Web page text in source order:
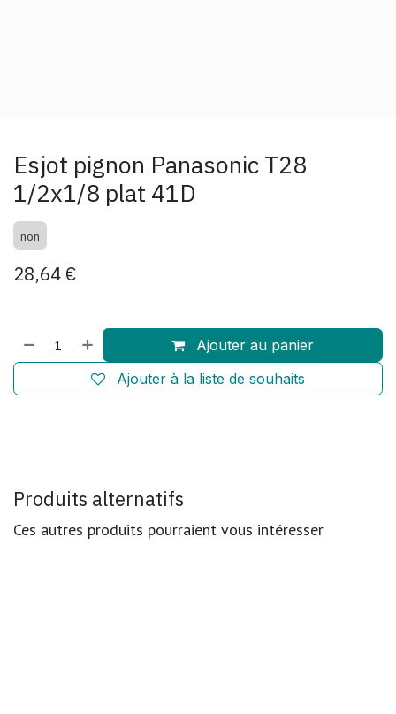
Esjot pignon Panasonic T28
1/2x1/8 plat 41D
non
28,64 €
Ajouter au panier
Ajouter à la liste de souhaits
Produits alternatifs
Ces autres produits pourraient vous intéresser